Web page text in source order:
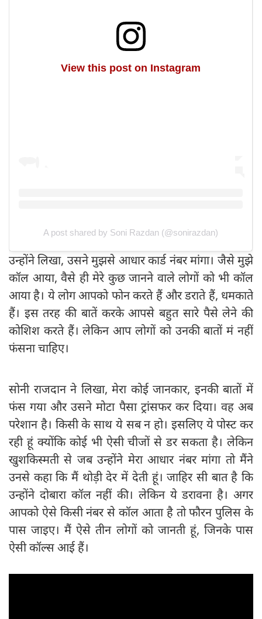
View this post on Instagram
A post shared by Soni Razdan (@sonirazdan)
उन्होंने लिखा, उसने मुझसे आधार कार्ड नंबर मांगा। जैसे मुझे
कॉल आया, वैसे ही मेरे कुछ जानने वाले लोगों को भी कॉल
आया है। ये लोग आपको फोन करते हैं और डराते हैं, धमकाते
हैं। इस तरह की बातें करके आपसे बहुत सारे पैसे लेने की
कोशिश करते हैं। लेकिन आप लोगों को उनकी बातों मं नहीं
फंसना चाहिए।
सोनी राजदान ने लिखा, मेरा कोई जानकार, इनकी बातों में
फंस गया और उसने मोटा पैसा ट्रांसफर कर दिया। वह अब
परेशान है। किसी के साथ ये सब न हो। इसलिए ये पोस्ट कर
रही हूं क्योंकि कोई भी ऐसी चीजों से डर सकता है। लेकिन
खुशकिस्मती से जब उन्होंने मेरा आधार नंबर मांगा तो मैंने
उनसे कहा कि मैं थोड़ी देर में देती हूं। जाहिर सी बात है कि
उन्होंने दोबारा कॉल नहीं की। लेकिन ये डरावना है। अगर
आपको ऐसे किसी नंबर से कॉल आता है तो फौरन पुलिस के
पास जाइए। मैं ऐसे तीन लोगों को जानती हूं, जिनके पास
ऐसी कॉल्स आई हैं।